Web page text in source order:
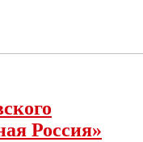
Россия»